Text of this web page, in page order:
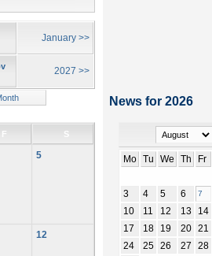
January >>
2027 >>
F S
5
12
News for 2026
Mo Tu We Th Fr
3
4 5 6 7
10
11 12 13 14
17
18 19 20 21
24
25 26 27 28